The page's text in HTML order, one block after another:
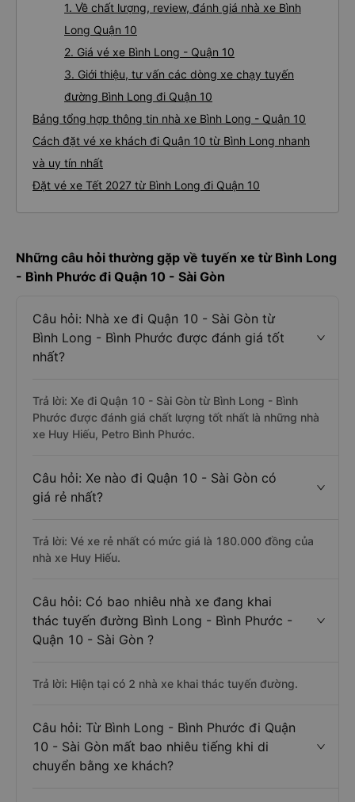
1. Về chất lượng, review, đánh giá nhà xe Bình
Long Quận 10
2. Giá vé xe Bình Long - Quận 10
3. Giới thiệu, tư vấn các dòng xe chạy tuyến
đường Bình Long đi Quận 10
Bảng tổng hợp thông tin nhà xe Bình Long - Quận 10
Cách đặt vé xe khách đi Quận 10 từ Bình Long nhanh
và uy tín nhất
Đặt vé xe Tết 2027 từ Bình Long đi Quận 10
Những câu hỏi thường gặp về tuyến xe từ Bình Long
- Bình Phước đi Quận 10 - Sài Gòn
Câu hỏi: Nhà xe đi Quận 10 - Sài Gòn từ
Bình Long - Bình Phước được đánh giá tốt
nhất?
Trả lời: Xe đi Quận 10 - Sài Gòn từ Bình Long - Bình
Phước được đánh giá chất lượng tốt nhất là những nhà
xe Huy Hiếu, Petro Bình Phước.
Câu hỏi: Xe nào đi Quận 10 - Sài Gòn có
giá rẻ nhất?
Trả lời: Vé xe rẻ nhất có mức giá là 180.000 đồng của
nhà xe Huy Hiếu.
Câu hỏi: Có bao nhiêu nhà xe đang khai
thác tuyến đường Bình Long - Bình Phước -
Quận 10 - Sài Gòn ?
Trả lời: Hiện tại có 2 nhà xe khai thác tuyến đường.
Câu hỏi: Từ Bình Long - Bình Phước đi Quận
10 - Sài Gòn mất bao nhiêu tiếng khi di
chuyển bằng xe khách?